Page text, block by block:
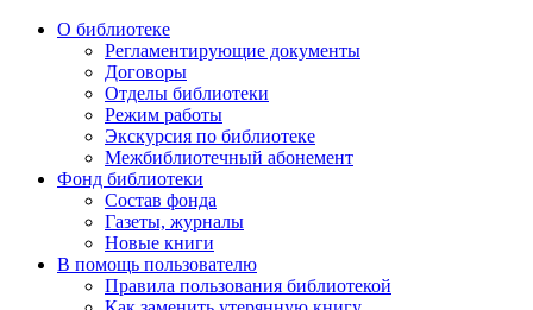
О библиотеке
Регламентирующие документы
Договоры
Отделы библиотеки
Режим работы
Экскурсия по библиотеке
Межбиблиотечный абонемент
Фонд библиотеки
Состав фонда
Газеты, журналы
Новые книги
В помощь пользователю
Правила пользования библиотекой